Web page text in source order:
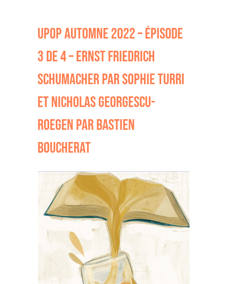
UPOP AUTOMNE 2022 – ÉPISODE
3 DE 4 – ERNST FRIEDRICH
SCHUMACHER PAR SOPHIE TURRI
ET NICHOLAS GEORGESCU-
ROEGEN PAR BASTIEN
BOUCHERAT